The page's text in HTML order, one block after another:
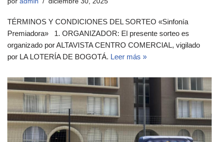
TÉRMINOS Y CONDICIONES DEL SORTEO «Sinfonía
Premiadora» 1. ORGANIZADOR: El presente sorteo es
organizado por ALTAVISTA CENTRO COMERCIAL, vigilado
por LA LOTERÍA DE BOGOTÁ. Leer más »